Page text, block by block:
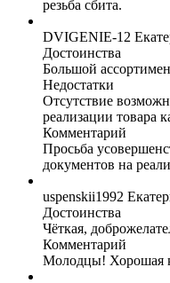
резьба сбита.
DVIGENIE-12
Достоинства
Большой
Недостатки
Отсутствие
реализации товара
Комментарий
Просьба
документов на
uspenskii1992
Достоинства
Чёткая,
Комментарий
Молодцы! Хорошая